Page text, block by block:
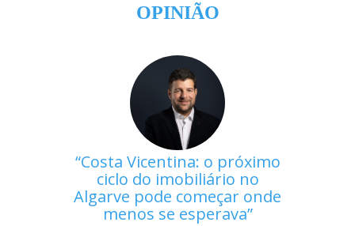
OPINIÃO
Costa Vicentina: o próximo
ciclo do imobiliário no
Algarve pode começar onde
menos se esperava